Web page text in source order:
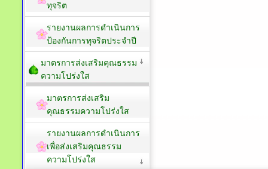
ทุจริต
รายงานผลการดำเนินการ
ป้องกันการทุจริตประจำปี
มาตรการส่งเสริมคุณธรรม
ความโปร่งใส
มาตรการส่งเสริม
คุณธรรมความโปร่งใส
รายงานผลการดำเนินการ
เพื่อส่งเสริมคุณธรรม
ความโปร่งใส